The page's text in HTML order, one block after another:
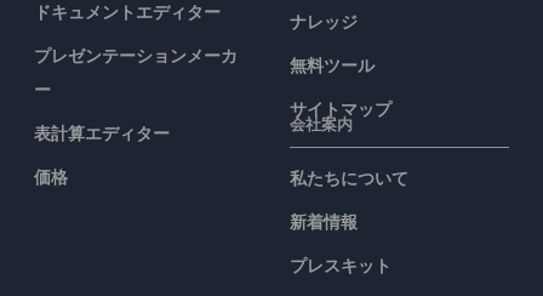
ドキュメントエディター
プレゼンテーションメーカ
ー
表計算エディター
価格
ナレッジ
無料ツール
サイトマップ
会社案内
私たちについて
新着情報
プレスキット